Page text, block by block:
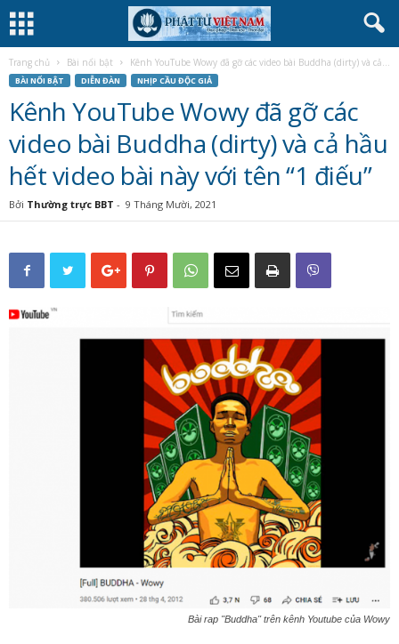
Trang chủ Bài nổi bật Kênh YouTube Wowy đã gỡ các video bài Buddha (dirty) và cả...
BÀI NỔI BẬT DIỄN ĐÀN NHỊP CẦU ĐỘC GIẢ
Kênh YouTube Wowy đã gỡ các
video bài Buddha (dirty) và cả hầu
hết video bài này với tên “1 điếu”
Bởi Thường trực BBT - 9 Tháng Mười, 2021
Bài rap ''Buddha'' trên kênh Youtube của Wowy